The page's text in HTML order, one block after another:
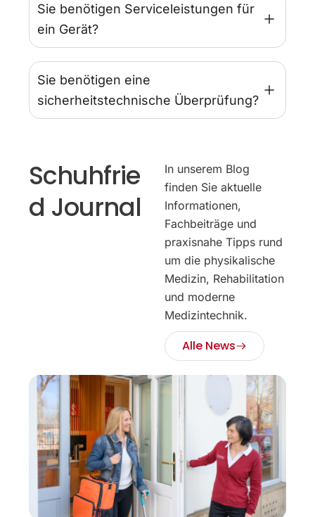
Sie benötigen Serviceleistungen für
ein Gerät?
Sie benötigen eine
sicherheitstechnische Überprüfung?
Schuhfrie
d Journal
In unserem Blog
finden Sie aktuelle
Informationen,
Fachbeiträge und
praxisnahe Tipps rund
um die physikalische
Medizin, Rehabilitation
und moderne
Medizintechnik.
Alle News